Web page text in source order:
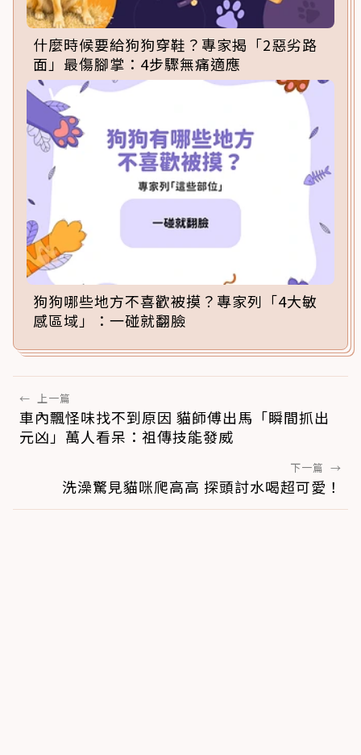
什麼時候要給狗狗穿鞋？專家揭「2惡劣路
面」最傷腳掌：4步驟無痛適應
狗狗哪些地方不喜歡被摸？專家列「4大敏
感區域」：一碰就翻臉
← 上一篇
車內飄怪味找不到原因 貓師傅出馬「瞬間抓出
元凶」萬人看呆：祖傳技能發威
下一篇 →
洗澡驚見貓咪爬高高 探頭討水喝超可愛！